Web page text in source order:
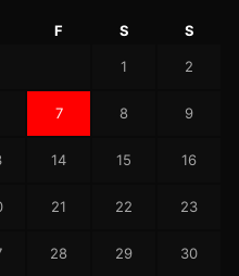
F S S
1 2
7 8 9
14 15 16
21 22 23
28 29 30